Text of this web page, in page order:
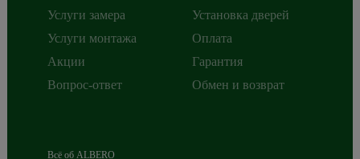
Услуги замера
Услуги монтажа
Акции
Вопрос-ответ
Установка дверей
Оплата
Гарантия
Обмен и возврат
Всё об ALBERO